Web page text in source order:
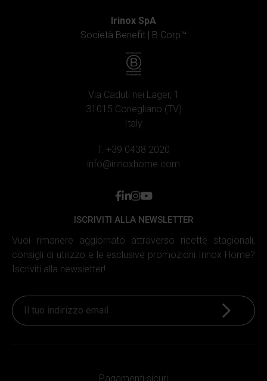
Irinox SpA
Società Benefit | B Corp™
Via Caduti nei Lager, 1
31015 Conegliano (TV)
Italy
T. +39 0438 2020
info@irinoxhome.com
facebook
linkedin
instagram
youtube
ISCRIVITI ALLA NEWSLETTER
Vuoi rimanere aggiornato attraverso ricette stagionali,
consigli di utilizzo e le esclusive promozioni Irinox Home?
Iscriviti alla newsletter!
Iscriviti
Pagamenti sicuri